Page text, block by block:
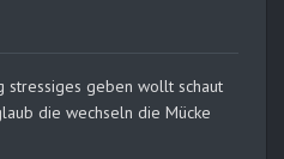
stressiges geben wollt schaut
die wechseln die Mücke